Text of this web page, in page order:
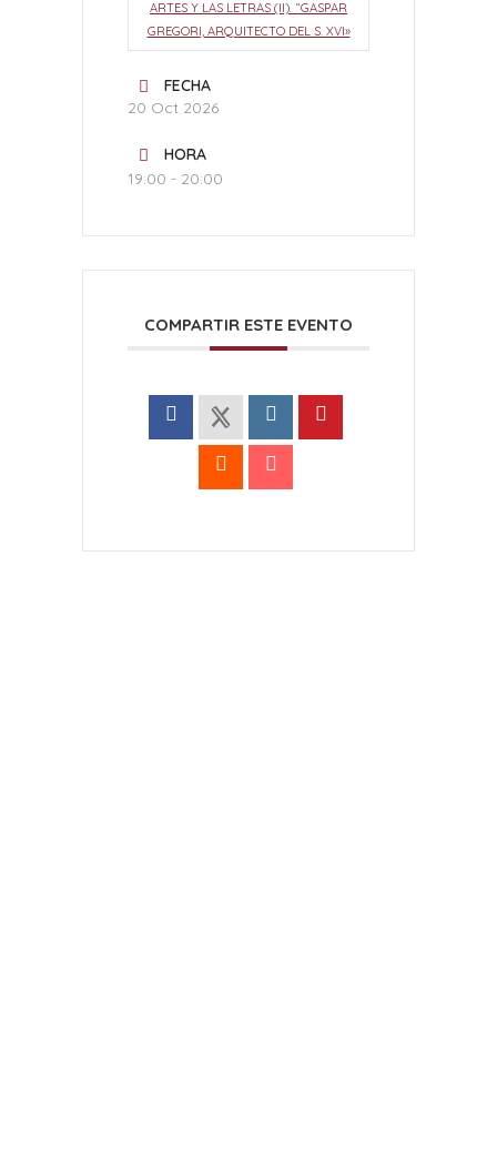
ARTES Y LAS LETRAS (II). “GASPAR
GREGORI, ARQUITECTO DEL S. XVI»
FECHA
20 Oct 2026
HORA
19:00 - 20:00
COMPARTIR ESTE EVENTO